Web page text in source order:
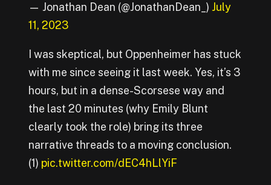
— Jonathan Dean (@JonathanDean_) July
11, 2023
I was skeptical, but Oppenheimer has stuck
with me since seeing it last week. Yes, it’s 3
hours, but in a dense-Scorsese way and
the last 20 minutes (why Emily Blunt
clearly took the role) bring its three
narrative threads to a moving conclusion.
(1) pic.twitter.com/dEC4hLlYiF